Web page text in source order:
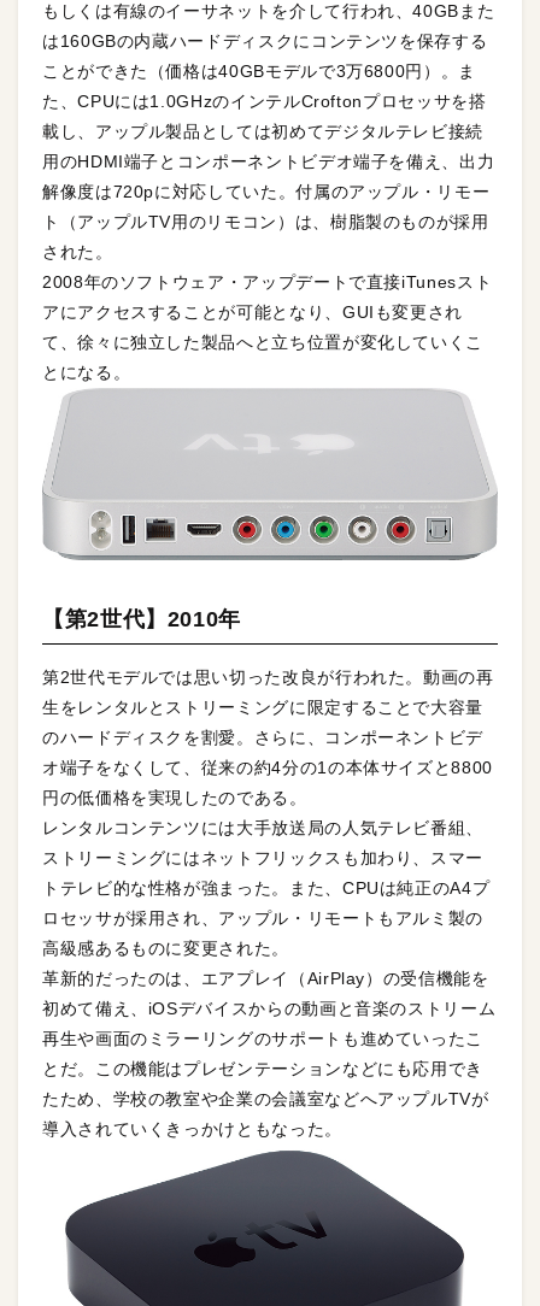
もしくは有線のイーサネットを介して行われ、40GBまた
は160GBの内蔵ハードディスクにコンテンツを保存する
ことができた（価格は40GBモデルで3万6800円）。ま
た、CPUには1.0GHzのインテルCroftonプロセッサを搭
載し、アップル製品としては初めてデジタルテレビ接続
用のHDMI端子とコンポーネントビデオ端子を備え、出力
解像度は720pに対応していた。付属のアップル・リモー
ト（アップルTV用のリモコン）は、樹脂製のものが採用
された。
2008年のソフトウェア・アップデートで直接iTunesスト
アにアクセスすることが可能となり、GUIも変更され
て、徐々に独立した製品へと立ち位置が変化していくこ
とになる。
【第2世代】2010年
第2世代モデルでは思い切った改良が行われた。動画の再
生をレンタルとストリーミングに限定することで大容量
のハードディスクを割愛。さらに、コンポーネントビデ
オ端子をなくして、従来の約4分の1の本体サイズと8800
円の低価格を実現したのである。
レンタルコンテンツには大手放送局の人気テレビ番組、
ストリーミングにはネットフリックスも加わり、スマー
トテレビ的な性格が強まった。また、CPUは純正のA4プ
ロセッサが採用され、アップル・リモートもアルミ製の
高級感あるものに変更された。
革新的だったのは、エアプレイ（AirPlay）の受信機能を
初めて備え、iOSデバイスからの動画と音楽のストリーム
再生や画面のミラーリングのサポートも進めていったこ
とだ。この機能はプレゼンテーションなどにも応用でき
たため、学校の教室や企業の会議室などへアップルTVが
導入されていくきっかけともなった。